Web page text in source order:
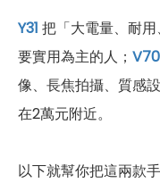
Y31 把「大電量、耐
要實用為主的人； V70
像、長焦拍攝、質感
在2萬元附近。
以下就幫你把這兩款